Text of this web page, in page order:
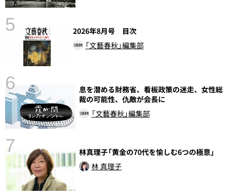
5
2026年8月号 目次
「文藝春秋」編集部
6
息を潜める財務省、看板政策の迷走、女性総
裁の可能性、仇敵が会長に
「文藝春秋」編集部
7
林真理子「黄金の70代を愉しむ6つの極意」
林 真理子